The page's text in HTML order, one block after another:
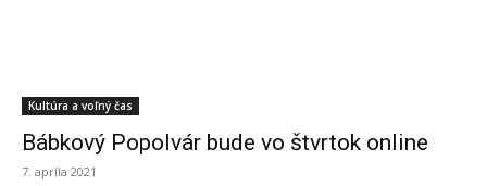
Kultúra a voľný čas
Bábkový Popolvár bude vo štvrtok online
7. apríla 2021